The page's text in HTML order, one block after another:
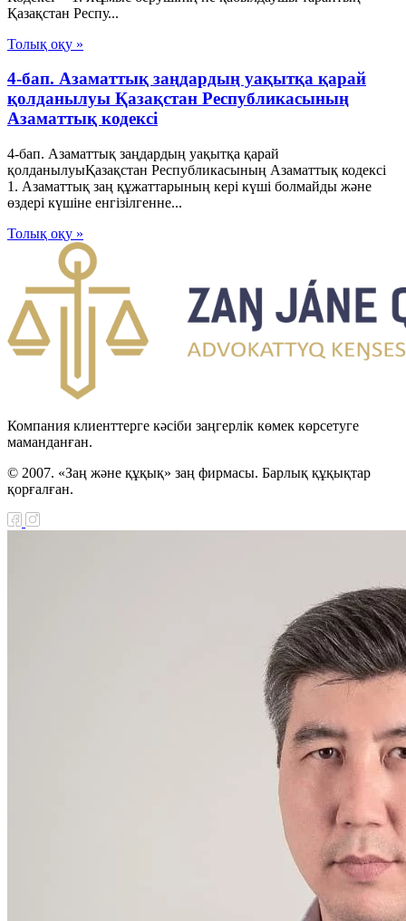
Қазақстан Респу...
Толық оқу »
4-бап. Азаматтық заңдардың уақытқа қарай
қолданылуы Қазақстан Республикасының
Азаматтық кодексi
4-бап. Азаматтық заңдардың уақытқа қарай
қолданылуыҚазақстан Республикасының Азаматтық кодексi
1. Азаматтық заң құжаттарының керi күшi болмайды және
өздерi күшiне енгiзiлгенне...
Толық оқу »
Компания клиенттерге кәсіби заңгерлік көмек көрсетуге
маманданған.
© 2007. «Заң және құқық» заң фирмасы. Барлық құқықтар
қорғалған.